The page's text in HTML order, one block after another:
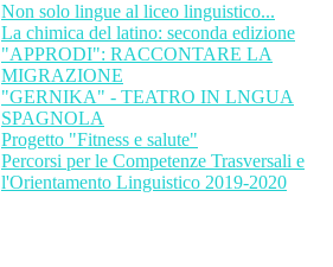
Non solo lingue al liceo linguistico...
La chimica del latino: seconda edizione
"APPRODI": RACCONTARE LA
MIGRAZIONE
"GERNIKA" - TEATRO IN LNGUA
SPAGNOLA
Progetto "Fitness e salute"
Percorsi per le Competenze Trasversali e
l'Orientamento Linguistico 2019-2020